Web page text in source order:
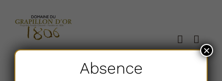
contenu
Absence
×